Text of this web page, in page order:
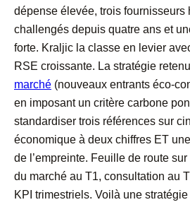
dépense élevée, trois fournisseurs
challengés depuis quatre ans et
forte. Kraljic la classe en levier
RSE croissante. La stratégie
marché (nouveaux entrants éco-
en imposant un critère carbone
standardiser trois références sur
économique à deux chiffres ET
de l’empreinte. Feuille de route
du marché au T1, consultation au
KPI trimestriels. Voilà une